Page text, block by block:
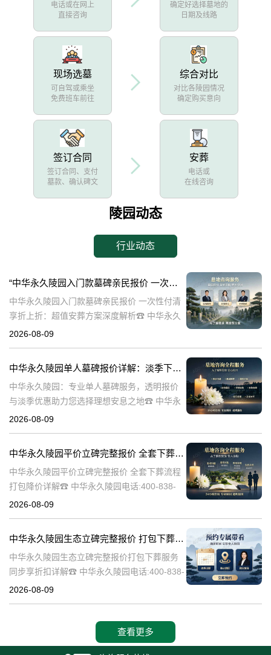
电话或在网上
直接咨询
确定好选择墓地的
日期及线路
现场选墓
可自驾或乘坐
免费班车前往
综合对比
对比各陵园情况
确定购买意向
签订合同
签订合同、支付
墓款、确认碑文
安葬
电话或
在线咨询
陵园动态
行业动态
“中华永久陵园入门款墓碑亲民报价 一次性付清享折上折：超值安葬方案深度解析”
中华永久陵园入门款墓碑亲民报价 一次性付清
享折上折：超值安葬方案深度解析☎ 中华永久
陵园电话:400-838-5063在人生的旅程中，我们
2026-08-09
中华永久陵园单人墓碑报价详解：淡季下单享数千元优惠
中华永久陵园：专业单人墓碑服务，透明报价
与淡季优惠助力您选择理想安息之地☎ 中华永
久陵园电话:400-838-5063中华永久陵园，作为
2026-08-09
中华永久陵园平价立碑完整报价 全套下葬流程打包降价详解
中华永久陵园平价立碑完整报价 全套下葬流程
打包降价详解☎ 中华永久陵园电话:400-838-
5063在人生的旅途中，每个人都会经历生老病
2026-08-09
中华永久陵园生态立碑完整报价 打包下葬服务同步享折扣详解
中华永久陵园生态立碑完整报价打包下葬服务
同步享折扣详解☎ 中华永久陵园电话:400-838-
5063中华永久陵园作为国内知名的陵园之一，
2026-08-09
查看更多